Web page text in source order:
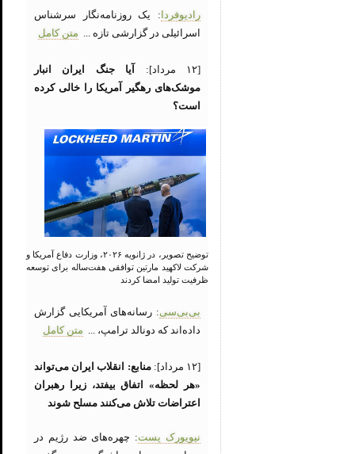
رادیوفردا : یک روزنامه‌نگار سرشناس
اسرائیلی در گزارشی تازه ... متن کامل
[۱۲ مرداد]:
آیا جنگ ایران انبار
موشک‌های رهگیر آمریکا را خالی کرده
است؟
توضیح تصویر، در ژانویه ۲۰۲۶، وزارت دفاع آمریکا و
شرکت لاکهید مارتین توافقی هفت‌ساله برای توسعه
ظرفیت تولید امضا کردند
بی‌بی‌سی: رسانه‌های آمریکایی گزارش
داده‌اند که دونالد ترامپ، ... متن کامل
[۱۲ مرداد]:
منابع: انقلاب ایران می‌تواند
«هر لحظه» اتفاق بیفتد، زیرا رهبران
اعتراضات تلاش می‌کنند مسلح شوند
نیویورک پست: چهره‌های ضد رژیم در